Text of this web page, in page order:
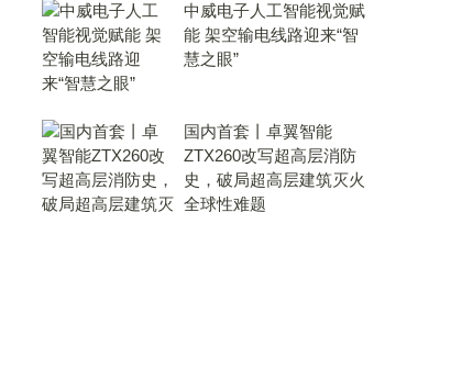
中威电子人工智能视觉赋
能 架空输电线路迎来“智
慧之眼”
国内首套丨卓翼智能
ZTX260改写超高层消防
史，破局超高层建筑灭火
全球性难题